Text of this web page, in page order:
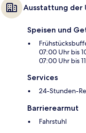
Ausstattung der
Speisen und
07:00 Uhr bis
07:00 Uhr bis
Services
24-Stunden-
Barrierearmut
Fahrstuhl